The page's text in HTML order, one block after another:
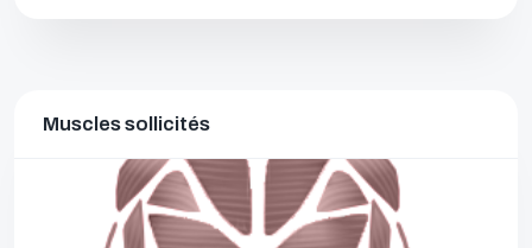
Muscles sollicités